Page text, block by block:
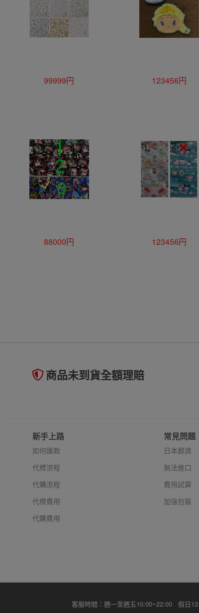
99999円 123456円
88000円 123456円
商品未到貨全額理賠
新手上路
如何匯款
代標流程
代購流程
代標費用
代購費用
常見問題
日本郵資
無法進口
費用試算
加強包裝
客服時間：週一至週五10:00~22:00 假日